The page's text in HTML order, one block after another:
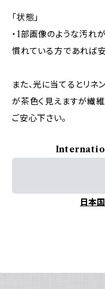
「状態」
・1部画像のような汚れ
慣れている方であれば
また、光に当てるとリネ
が茶色く見えますが繊
ご安心下さい。
日本